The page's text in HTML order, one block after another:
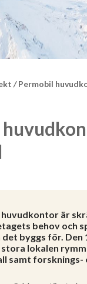
/ Permobil
huvudkontor är
behov och
byggs för. Den
lokalen
samt forsknings-